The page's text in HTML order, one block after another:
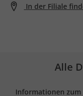
In der Filiale
Alle
Informationen